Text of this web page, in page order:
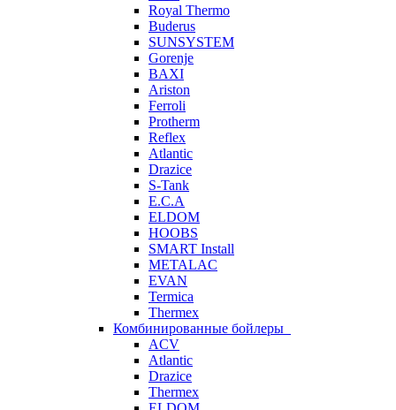
Royal Thermo
Buderus
SUNSYSTEM
Gorenje
BAXI
Ariston
Ferroli
Protherm
Reflex
Atlantic
Drazice
S-Tank
E.C.A
ELDOM
HOOBS
SMART Install
METALAC
EVAN
Termica
Thermex
Комбинированные бойлеры
ACV
Atlantic
Drazice
Thermex